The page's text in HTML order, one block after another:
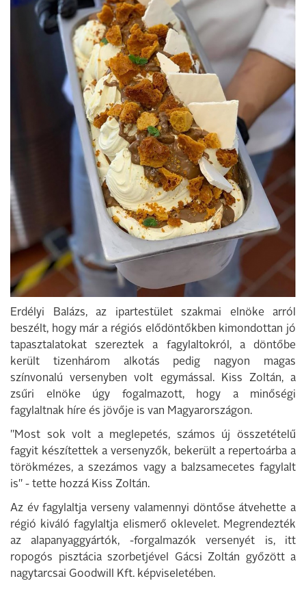
Erdélyi Balázs, az ipartestület szakmai elnöke arról
beszélt, hogy már a régiós elődöntőkben kimondottan jó
tapasztalatokat szereztek a fagylaltokról, a döntőbe
került tizenhárom alkotás pedig nagyon magas
színvonalú versenyben volt egymással. Kiss Zoltán, a
zsűri elnöke úgy fogalmazott, hogy a minőségi
fagylaltnak híre és jövője is van Magyarországon.
"Most sok volt a meglepetés, számos új összetételű
fagyit készítettek a versenyzők, bekerült a repertoárba a
törökmézes, a szezámos vagy a balzsamecetes fagylalt
is" - tette hozzá Kiss Zoltán.
Az év fagylaltja verseny valamennyi döntőse átvehette a
régió kiváló fagylaltja elismerő oklevelet. Megrendezték
az alapanyaggyártók, -forgalmazók versenyét is, itt
ropogós pisztácia szorbetjével Gácsi Zoltán győzött a
nagytarcsai Goodwill Kft. képviseletében.